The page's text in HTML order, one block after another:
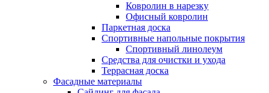
Ковролин в нарезку
Офисный ковролин
Паркетная доска
Спортивные напольные покрытия
Спортивный линолеум
Средства для очистки и ухода
Террасная доска
Фасадные материалы